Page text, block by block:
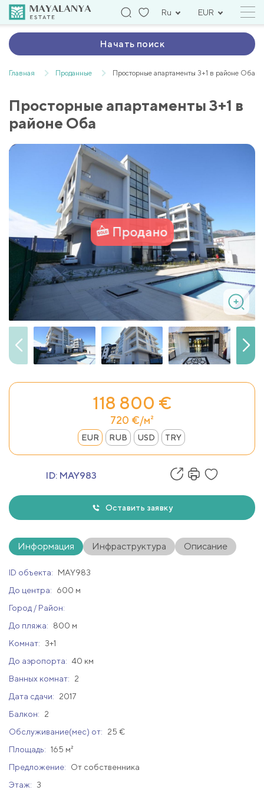
Ru EUR
Начать поиск
Главная Проданные Просторные апартаменты 3+1 в районе Оба
Просторные апартаменты 3+1 в
районе Оба
Продано
118 800 €
720 €/м²
EUR RUB USD TRY
ID: MAY983
Оставить заявку
Информация Инфраструктура Описание
ID объекта:
MAY983
До центра:
600 м
Город / Район:
До пляжа:
800 м
Комнат:
3+1
До аэропорта: 40 км
Ванных комнат:
2
Дата сдачи:
2017
Балкон:
2
Обслуживание(мес) от:
25 €
Площадь: 165 м²
Предложение:
От собственника
Этаж:
3